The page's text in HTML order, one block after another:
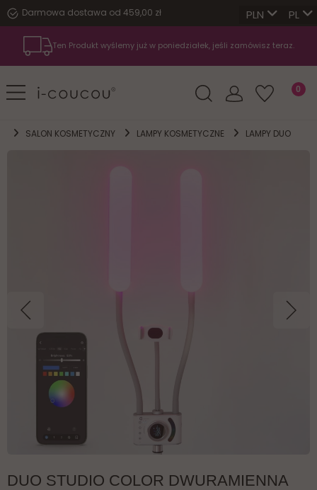
Darmowa dostawa od 459,00 zł
Ten Produkt wyślemy już w poniedziałek, jeśli zamówisz teraz.
PL
SALON KOSMETYCZNY LAMPY KOSMETYCZNE LAMPY DUO
DUO STUDIO COLOR DWURAMIENNA